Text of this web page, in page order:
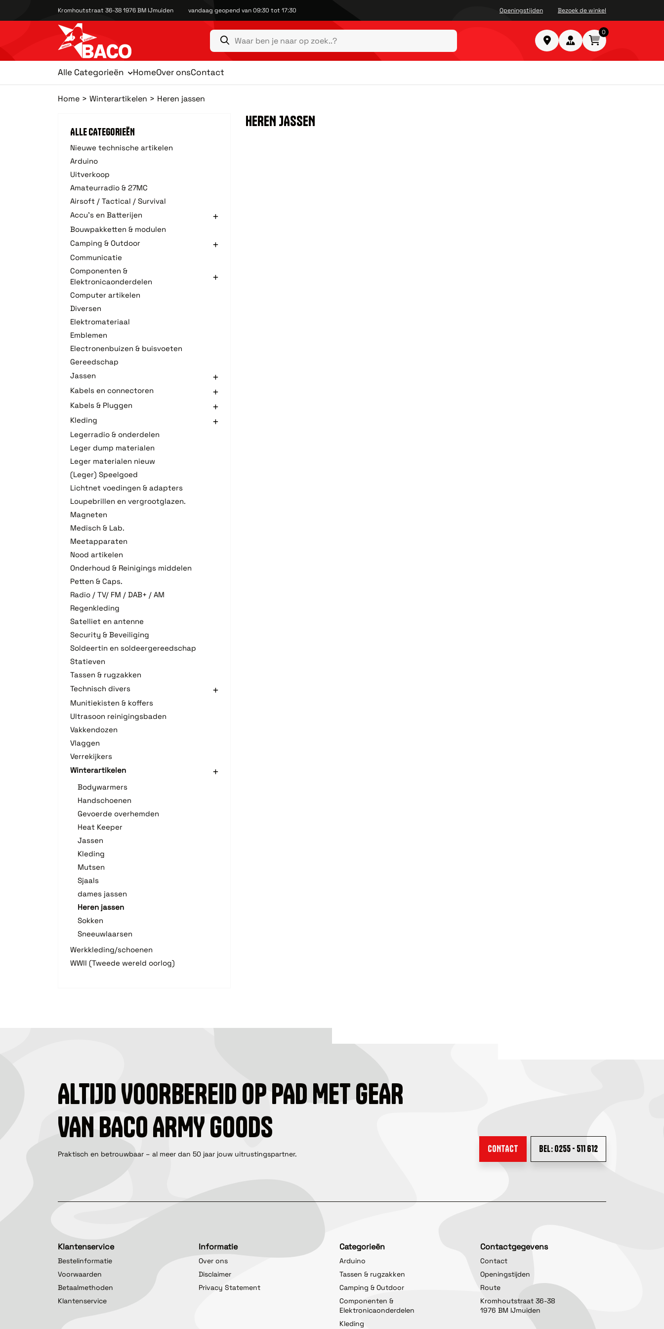
Kromhoutstraat 36-38 1976 BM IJmuiden vandaag geopend van 09:30 tot 17:30 Openingstijden Bezoek de winkel
0
Alle Categorieën HomeOver onsContact
Home Winterartikelen Heren jassen
ALLE CATEGORIEËN
Nieuwe technische artikelen
Arduino
Uitverkoop
Amateurradio & 27MC
Airsoft / Tactical / Survival
Accu's en Batterijen
Bouwpakketten & modulen
Camping & Outdoor
Communicatie
Componenten &
Elektronicaonderdelen
Computer artikelen
Diversen
Elektromateriaal
Emblemen
Electronenbuizen & buisvoeten
Gereedschap
Jassen
Kabels en connectoren
Kabels & Pluggen
Kleding
Legerradio & onderdelen
Leger dump materialen
Leger materialen nieuw
(Leger) Speelgoed
Lichtnet voedingen & adapters
Loupebrillen en vergrootglazen.
Magneten
Medisch & Lab.
Meetapparaten
Nood artikelen
Onderhoud & Reinigings middelen
Petten & Caps.
Radio / TV/ FM / DAB+ / AM
Regenkleding
Satelliet en antenne
Security & Beveiliging
Soldeertin en soldeergereedschap
Statieven
Tassen & rugzakken
Technisch divers
Munitiekisten & koffers
Ultrasoon reinigingsbaden
Vakkendozen
Vlaggen
Verrekijkers
Winterartikelen
Bodywarmers
Handschoenen
Gevoerde overhemden
Heat Keeper
Jassen
Kleding
Mutsen
Sjaals
dames jassen
Heren jassen
Sokken
Sneeuwlaarsen
Werkkleding/schoenen
WWII (Tweede wereld oorlog)
HEREN JASSEN
ALTIJD VOORBEREID OP PAD MET GEAR
VAN BACO ARMY GOODS
Praktisch en betrouwbaar – al meer dan 50 jaar jouw uitrustingspartner. CONTACT BEL: 0255 - 511 612
Klantenservice
Bestelinformatie
Voorwaarden
Betaalmethoden
Klantenservice
Informatie
Over ons
Disclaimer
Privacy Statement
Categorieën
Arduino
Tassen & rugzakken
Camping & Outdoor
Componenten &
Elektronicaonderdelen
Kleding
Contactgegevens
Contact
Openingstijden
Route
Kromhoutstraat 36-38
1976 BM IJmuiden